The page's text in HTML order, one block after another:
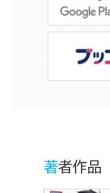
著者作品